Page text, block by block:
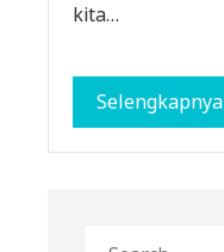
kita…
Selengkapnya